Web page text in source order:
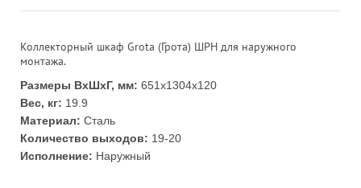
Коллекторный шкаф Grota (Грота) ШРН для наружного
монтажа.
Размеры ВхШхГ, мм: 651х1304х120
Вес, кг: 19.9
Материал: Сталь
Количество выходов: 19-20
Исполнение: Наружный